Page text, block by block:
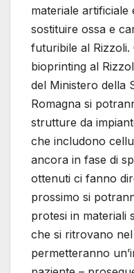
materiale artificiale
sostituire ossa e
futuribile al Rizzoli.
bioprinting al
del Ministero della
Romagna si
strutture da
che includono
ancora in fase di
ottenuti ci fanno
prossimo si
protesi in materiali
che si ritrovano
permetteranno